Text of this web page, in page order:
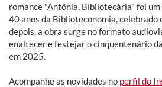
romance "Antônia, Bibliotecária" foi
40 anos da Biblioteconomia, celebrado
depois, a obra surge no formato
enaltecer e festejar o cinquentenário
em 2025.
Acompanhe as novidades no perfil do